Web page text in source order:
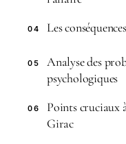
04 Les
05
Analyse des
psychologiques
06
Points cruciaux
Girac